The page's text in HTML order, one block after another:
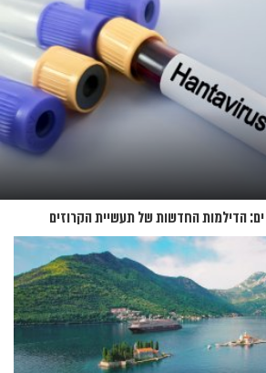
הדילמות החדשות של תעשיית הקרוזים